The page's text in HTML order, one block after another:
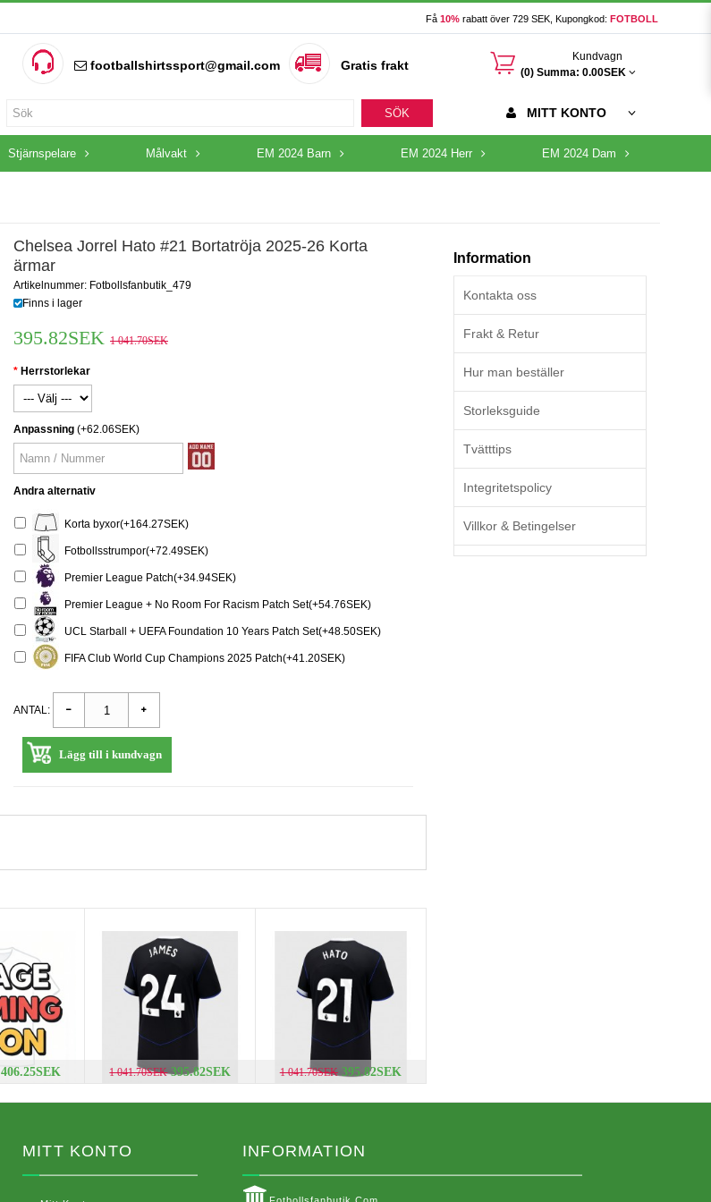
Få 10% rabatt över 729 SEK, Kupongkod: FOTBOLL
footballshirtssport@gmail.com Gratis frakt 󰃦
Kundvagn
(0) Summa: 0.00SEK
SÖK MITT KONTO
Stjärnspelare Målvakt EM 2024 Barn EM 2024 Herr EM 2024 Dam
Chelsea Jorrel Hato #21 Bortatröja 2025-26 Korta
ärmar
Artikelnummer: Fotbollsfanbutik_479
Finns i lager
395.82SEK 1 041.70SEK
Herrstorlekar
Anpassning (+62.06SEK)
Andra alternativ
Korta byxor(+164.27SEK)
Fotbollsstrumpor(+72.49SEK)
Premier League Patch(+34.94SEK)
Premier League + No Room For Racism Patch Set(+54.76SEK)
UCL Starball + UEFA Foundation 10 Years Patch Set(+48.50SEK)
FIFA Club World Cup Champions 2025 Patch(+41.20SEK)
ANTAL:
Lägg till i kundvagn
406.25SEK 1 041.70SEK 395.82SEK 1 041.70SEK 395.82SEK
Information
Kontakta oss
Frakt & Retur
Hur man beställer
Storleksguide
Tvätttips
Integritetspolicy
Villkor & Betingelser
MITT KONTO INFORMATION